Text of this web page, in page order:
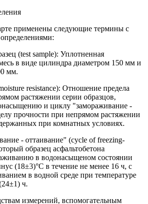
применены следующие термины с
(test sample): Уплотненная
в виде цилиндра диаметром 150 мм и
мм.
resistance): Отношение предела
растяжении серии образцов,
и циклу "замораживание -
прочности при непрямом растяжении
при комнатных условиях.
- оттаивание" (cycle of freezing-
образец асфальтобетона
в водонасыщеном состоянии
(18±3)°С в течение не менее 16 ч, с
в водной среде при температуре
ч.
измерений, вспомогательным